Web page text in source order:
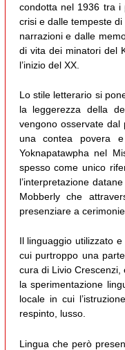
condotta nel 1936 tra i
crisi e dalle tempeste di
narrazioni e dalle
di vita dei minatori del
l’inizio del XX.
Lo stile letterario si
la leggerezza della
vengono osservate
una contea povera
Yoknapatawpha nel
spesso come unico
l’interpretazione
Mobberly che
presenziare a
Il linguaggio utilizzato
cui purtroppo una
cura di Livio
la sperimentazione
locale in cui
respinto, lusso.
Lingua che però